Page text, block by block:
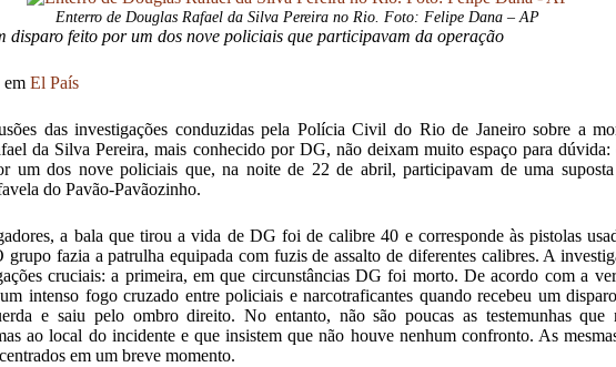
Enterro de Douglas Rafael da Silva Pereira no Rio. Foto: Felipe Dana – AP
disparo feito por um dos nove policiais que participavam da operação
em El País
das investigações conduzidas pela Polícia Civil do Rio de Janeiro sobre a
da Silva Pereira, mais conhecido por DG, não deixam muito espaço para
um dos nove policiais que, na noite de 22 de abril, participavam de uma suposta
do Pavão-Pavãozinho.
a bala que tirou a vida de DG foi de calibre 40 e corresponde às pistolas
fazia a patrulha equipada com fuzis de assalto de diferentes calibres. A
cruciais: a primeira, em que circunstâncias DG foi morto. De acordo com a
intenso fogo cruzado entre policiais e narcotraficantes quando recebeu um
e saiu pelo ombro direito. No entanto, não são poucas as testemunhas que
ao local do incidente e que insistem que não houve nenhum confronto. As
em um breve momento.